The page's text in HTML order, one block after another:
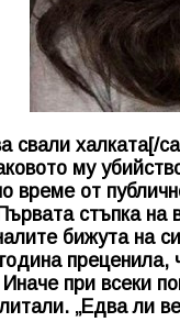
свали халката[/
му
време от
стъпка на
бижута на
при всеки
„Едва ли